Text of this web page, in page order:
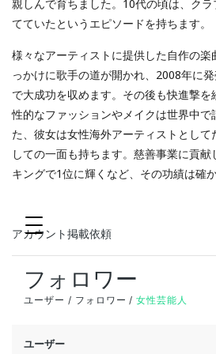
親しんで育ちました。10代の頃は、ク
てていたというエピソードを持ちます。
様々なアーティストに提供した自作の楽
っかけに歌手の道が開かれ、2008年に
で大成功を収めます。その後も快進撃
性的なファッションやメイクは世界中で
た、彼女は女性海外アーティストとして
しての一面も持ちます。慈善事業に貢
キングで1位に輝くなど、その功績は確